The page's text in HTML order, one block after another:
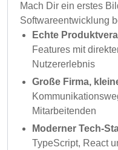
Mach Dir ein erstes
Softwareentwicklung
Echte
Features mit
Nutzererlebnis
Große Firma,
Mitarbeitenden
Moderner Tech-
TypeScript, React